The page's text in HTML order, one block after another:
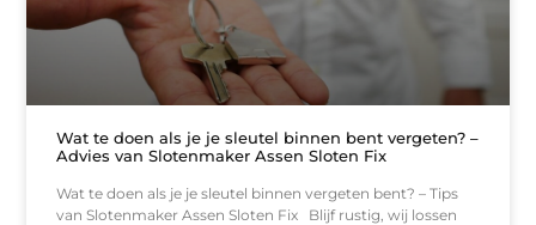
Wat te doen als je je sleutel binnen bent vergeten? –
Advies van Slotenmaker Assen Sloten Fix
Wat te doen als je je sleutel binnen vergeten bent? – Tips
van Slotenmaker Assen Sloten Fix Blijf rustig, wij lossen